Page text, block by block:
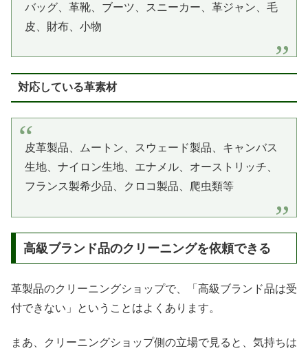
バッグ、革靴、ブーツ、スニーカー、革ジャン、毛
皮、財布、小物
対応している革素材
皮革製品、ムートン、スウェード製品、キャンバス
生地、ナイロン生地、エナメル、オーストリッチ、
フランス製希少品、クロコ製品、爬虫類等
高級ブランド品のクリーニングを依頼できる
革製品のクリーニングショップで、「高級ブランド品は受
付できない」ということはよくあります。
まあ、クリーニングショップ側の立場で見ると、気持ちは